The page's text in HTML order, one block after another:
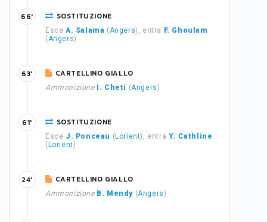
SOSTITUZIONE
Esce A. Salama (Angers), entra
F. Ghoulam
(Angers)
66'
CARTELLINO GIALLO
Ammonizione I. Cheti (Angers)
63'
SOSTITUZIONE
Esce J. Ponceau ( Lorient), entra Y. Cathline
( Lorient)
61'
CARTELLINO GIALLO
Ammonizione B. Mendy (Angers)
24'